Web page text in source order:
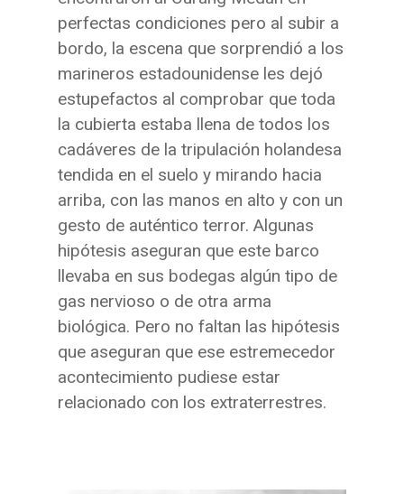
perfectas condiciones pero al subir a
bordo, la escena que sorprendió a los
marineros estadounidense les dejó
estupefactos al comprobar que toda
la cubierta estaba llena de todos los
cadáveres de la tripulación holandesa
tendida en el suelo y mirando hacia
arriba, con las manos en alto y con un
gesto de auténtico terror. Algunas
hipótesis aseguran que este barco
llevaba en sus bodegas algún tipo de
gas nervioso o de otra arma
biológica. Pero no faltan las hipótesis
que aseguran que ese estremecedor
acontecimiento pudiese estar
relacionado con los extraterrestres.